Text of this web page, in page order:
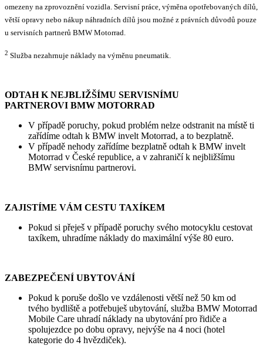
omezeny na zprovoznění vozidla. Servisní práce, výměna opotřebovaných dílů,
větší opravy nebo nákup náhradních dílů jsou možné z právních důvodů pouze
u servisních partnerů BMW Motorrad.
2 Služba nezahrnuje náklady na výměnu pneumatik.
ODTAH K NEJBLIŽŠÍMU SERVISNÍMU
PARTNEROVI BMW MOTORRAD
V případě poruchy, pokud problém nelze odstranit na místě ti
zařídíme odtah k BMW invelt Motorrad, a to bezplatně.
V případě nehody zařídíme bezplatně odtah k BMW invelt
Motorrad v České republice, a v zahraničí k nejbližšímu
BMW servisnímu partnerovi.
ZAJISTÍME VÁM CESTU TAXÍKEM
Pokud si přeješ v případě poruchy svého motocyklu cestovat
taxíkem, uhradíme náklady do maximální výše 80 euro.
ZABEZPEČENÍ UBYTOVÁNÍ
Pokud k poruše došlo ve vzdálenosti větší než 50 km od
tvého bydliště a potřebuješ ubytování, služba BMW Motorrad
Mobile Care uhradí náklady na ubytování pro řidiče a
spolujezdce po dobu opravy, nejvýše na 4 noci (hotel
kategorie do 4 hvězdiček).